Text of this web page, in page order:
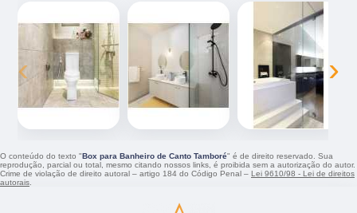
‹ ›
O conteúdo do texto "Box para Banheiro de Canto Tamboré" é de direito reservado. Sua
reprodução, parcial ou total, mesmo citando nossos links, é proibida sem a autorização do autor.
Crime de violação de direito autoral – artigo 184 do Código Penal – Lei 9610/98 - Lei de direitos
autorais